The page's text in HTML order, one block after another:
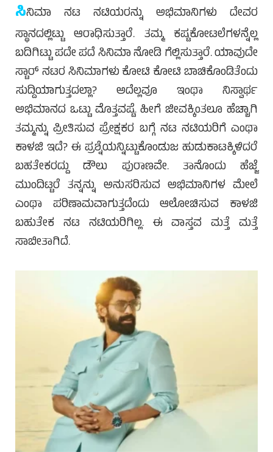
ಸಿನಿಮಾ ನಟ ನಟಿಯರನ್ನು ಅಭಿಮಾನಿಗಳು ದೇವರ
ಸ್ಥಾನದಲ್ಲಿಟ್ಟು ಆರಾಧಿಸುತ್ತಾರೆ. ತಮ್ಮ ಕಷ್ಟಕೋಟಲೆಗಳನ್ನೆಲ್ಲ
ಬದಿಗಿಟ್ಟು ಪದೇ ಪದೆ ಸಿನಿಮಾ ನೋಡಿ ಗೆಲ್ಲಿಸುತ್ತಾರೆ. ಯಾವುದೇ
ಸ್ಟಾರ್ ನಟರ ಸಿನಿಮಾಗಳು ಕೋಟಿ ಕೋಟಿ ಬಾಚಿಕೊಂಡಿತೆಂದು
ಸುದ್ದಿಯಾಗುತ್ತದಲ್ಲಾ? ಅದೆಲ್ಲವೂ ಇಂಥಾ ನಿಸ್ವಾರ್ಥ
ಅಭಿಮಾನದ ಒಟ್ಟು ಮೊತ್ತವಷ್ಟೆ. ಹೀಗೆ ಜೀವಕ್ಕಿಂತಲೂ ಹೆಚ್ಚಾಗಿ
ತಮ್ಮನ್ನು ಪ್ರೀತಿಸುವ ಪ್ರೇಕ್ಷಕರ ಬಗ್ಗೆ ನಟ ನಟಿಯರಿಗೆ ಎಂಥಾ
ಕಾಳಜಿ ಇದೆ? ಈ ಪ್ರಶ್ನೆಯನ್ನಿಟ್ಟುಕೊಂಡುಜ ಹುಡುಕಾಟಕ್ಕಿಳಿದರೆ
ಬಹತೇಕರದ್ದು ಡೌಲು ಪುರಾಣವೇ. ತಾನೊಂದು ಹೆಜ್ಜೆ
ಮುಂದಿಟ್ಟರೆ ತನ್ನನ್ನು ಅನುಸರಿಸುವ ಅಭಿಮಾನಿಗಳ ಮೇಲೆ
ಎಂಥಾ ಪರಿಣಾಮವಾಗುತ್ತದೆಂದು ಆಲೋಚಿಸುವ ಕಾಳಜಿ
ಬಹುತೇಕ ನಟ ನಟಿಯರಿಗಿಲ್ಲ. ಈ ವಾಸ್ತವ ಮತ್ತೆ ಮತ್ತೆ
ಸಾಬೀತಾಗಿದೆ.